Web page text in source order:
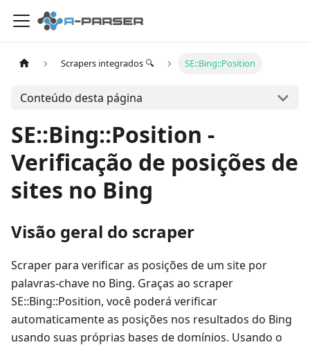
Scrapers integrados 🔍 SE::Bing::Position
Conteúdo desta página
SE::Bing::Position -
Verificação de posições de
sites no Bing
Visão geral do scraper
Scraper para verificar as posições de um site por
palavras-chave no Bing. Graças ao scraper
SE::Bing::Position, você poderá verificar
automaticamente as posições nos resultados do Bing
usando suas próprias bases de domínios. Usando o